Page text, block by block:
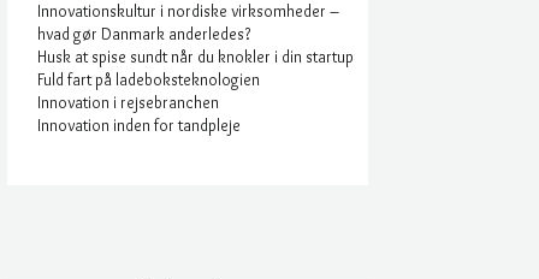
Innovationskultur i nordiske virksomheder –
hvad gør Danmark anderledes?
Husk at spise sundt når du knokler i din startup
Fuld fart på ladeboksteknologien
Innovation i rejsebranchen
Innovation inden for tandpleje